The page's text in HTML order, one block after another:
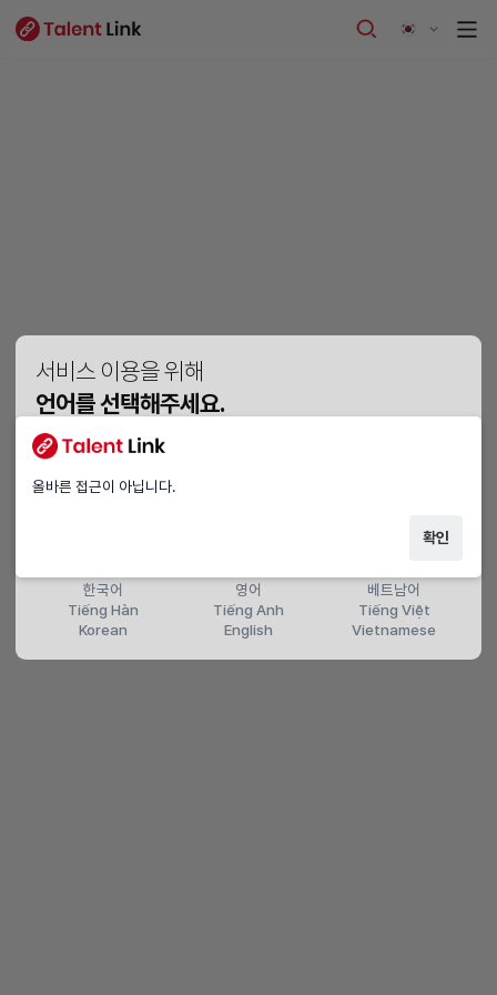
서비스 이용을 위해
언어를 선택해주세요.
Vui lòng chọn ngôn ngữ.
Please choose a language.
한국어
Tiếng Hàn
Korean
영어
Tiếng Anh
English
베트남어
Tiếng Việt
Vietnamese
올바른 접근이 아닙니다.
확인